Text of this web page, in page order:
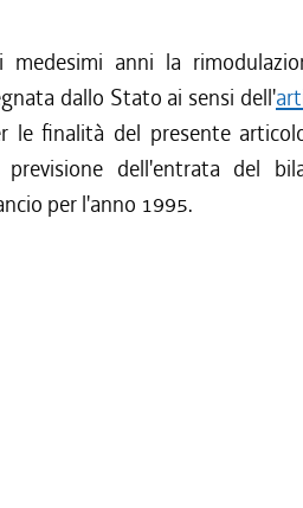
anni la
dallo Stato ai sensi dell'
le finalità del presente
dell'entrata del
per l'anno 1995.